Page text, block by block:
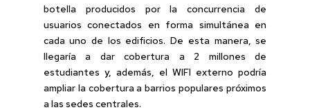
botella producidos por la concurrencia de
usuarios conectados en forma simultánea en
cada uno de los edificios. De esta manera, se
llegaría a dar cobertura a 2 millones de
estudiantes y, además, el WIFI externo podría
ampliar la cobertura a barrios populares próximos
a las sedes centrales.